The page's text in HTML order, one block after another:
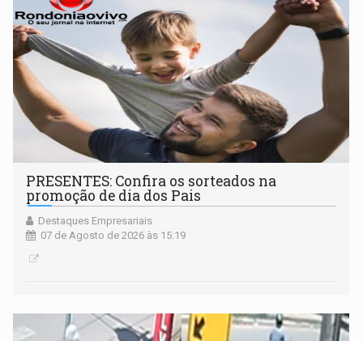
PRESENTES: Confira os sorteados na
promoção de dia dos Pais
Destaques Empresariais
07 de Agosto de 2026 às 15:19